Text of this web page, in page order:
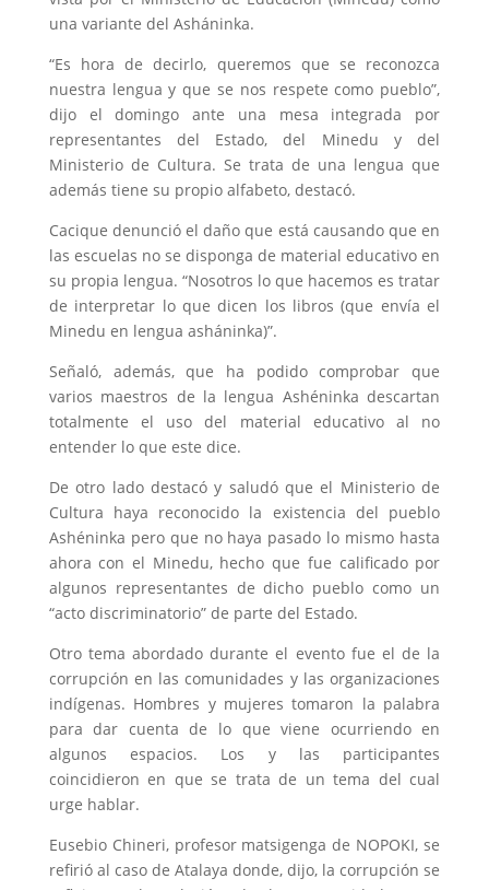
una variante del Asháninka.
“Es hora de decirlo, queremos que se reconozca
nuestra lengua y que se nos respete como pueblo”,
dijo el domingo ante una mesa integrada por
representantes del Estado, del Minedu y del
Ministerio de Cultura. Se trata de una lengua que
además tiene su propio alfabeto, destacó.
Cacique denunció el daño que está causando que en
las escuelas no se disponga de material educativo en
su propia lengua. “Nosotros lo que hacemos es tratar
de interpretar lo que dicen los libros (que envía el
Minedu en lengua asháninka)”.
Señaló, además, que ha podido comprobar que
varios maestros de la lengua Ashéninka descartan
totalmente el uso del material educativo al no
entender lo que este dice.
De otro lado destacó y saludó que el Ministerio de
Cultura haya reconocido la existencia del pueblo
Ashéninka pero que no haya pasado lo mismo hasta
ahora con el Minedu, hecho que fue calificado por
algunos representantes de dicho pueblo como un
“acto discriminatorio” de parte del Estado.
Otro tema abordado durante el evento fue el de la
corrupción en las comunidades y las organizaciones
indígenas. Hombres y mujeres tomaron la palabra
para dar cuenta de lo que viene ocurriendo en
algunos espacios. Los y las participantes
coincidieron en que se trata de un tema del cual
urge hablar.
Eusebio Chineri, profesor matsigenga de NOPOKI, se
refirió al caso de Atalaya donde, dijo, la corrupción se